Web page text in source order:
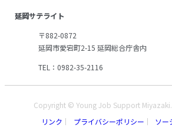
延岡サテライト
〒882-0872
延岡市愛宕町2-15 延岡総合庁舎内
TEL：0982-35-2116
Copyright © Young Job Support Miyazaki.
リンク
プライバシーポリシー ソー